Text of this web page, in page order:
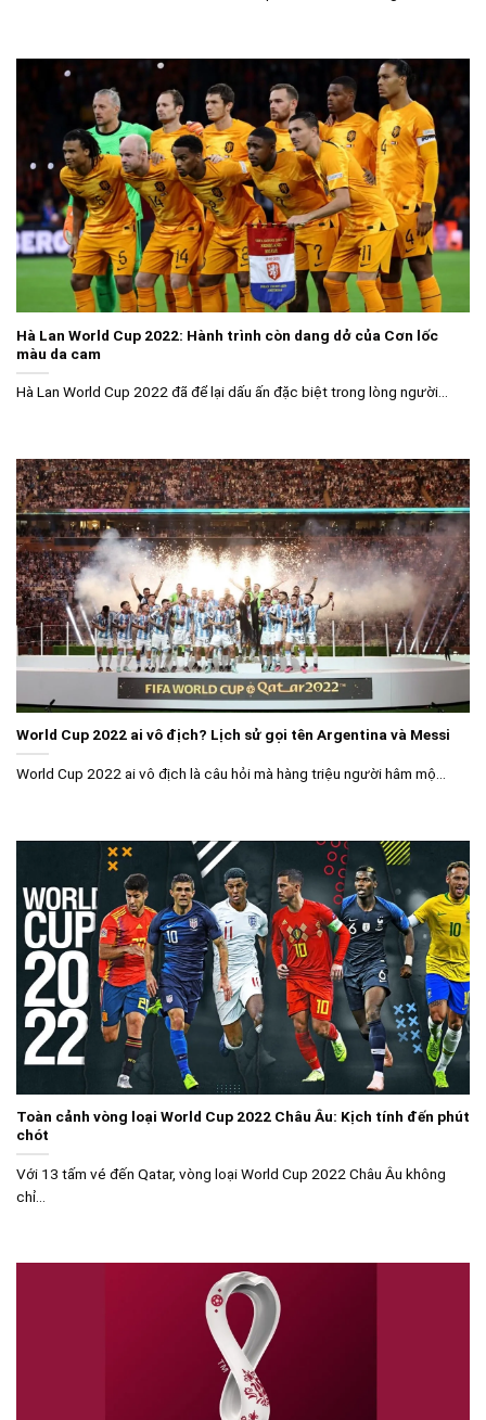
Hà Lan World Cup 2022: Hành trình còn dang dở của Cơn lốc
màu da cam
Hà Lan World Cup 2022 đã để lại dấu ấn đặc biệt trong lòng người...
World Cup 2022 ai vô địch? Lịch sử gọi tên Argentina và Messi
World Cup 2022 ai vô địch là câu hỏi mà hàng triệu người hâm mộ...
Toàn cảnh vòng loại World Cup 2022 Châu Âu: Kịch tính đến phút
chót
Với 13 tấm vé đến Qatar, vòng loại World Cup 2022 Châu Âu không
chỉ...